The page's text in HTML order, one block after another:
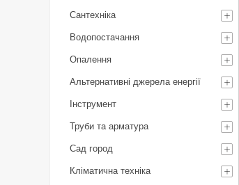
Сантехніка
Водопостачання
Опалення
Альтернативні джерела енергії
Інструмент
Труби та арматура
Сад город
Кліматична техніка